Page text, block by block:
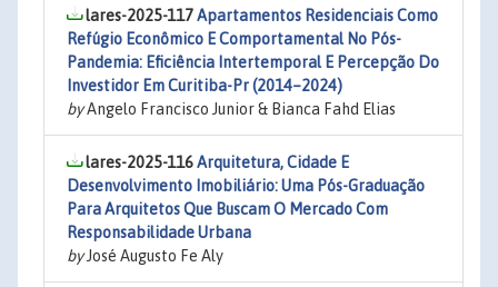
lares-2025-117Apartamentos Residenciais Como
Refúgio Econômico E Comportamental No Pós-
Pandemia: Eficiência Intertemporal E Percepção Do
Investidor Em Curitiba-Pr (2014–2024)
byAngelo Francisco Junior & Bianca Fahd Elias
lares-2025-116Arquitetura, Cidade E
Desenvolvimento Imobiliário: Uma Pós-Graduação
Para Arquitetos Que Buscam O Mercado Com
Responsabilidade Urbana
byJosé Augusto Fe Aly